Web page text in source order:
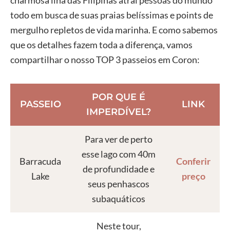
todo em busca de suas praias belíssimas e points de
mergulho repletos de vida marinha. E como sabemos
que os detalhes fazem toda a diferença, vamos
compartilhar o nosso TOP 3 passeios em Coron:
PASSEIO
POR QUE É
IMPERDÍVEL?
LINK
Barracuda
Lake
Para ver de perto
esse lago com 40m
de profundidade e
seus penhascos
subaquáticos
Conferir
preço
Neste tour,